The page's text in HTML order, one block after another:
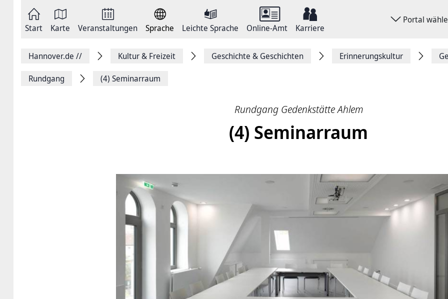
springen
Start Karte Veranstaltungen Sprache Leichte Sprache Online-Amt Karriere
Portal
FacebookHannover.de // Kultur & Freizeit Geschichte & Geschichten Erinnerungskultur
Rundgang (4) Seminarraum
Rundgang Gedenkstätte Ahlem
(4) Seminarraum